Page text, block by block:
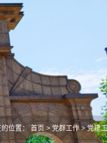
的位置：首页 >党群工作>党建